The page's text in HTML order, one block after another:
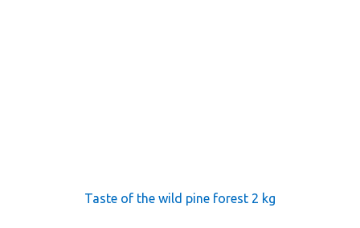
Taste of the wild pine forest 2 kg